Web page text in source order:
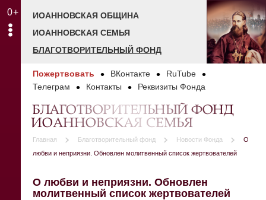
0+
ИОАННОВСКАЯ ОБЩИНА
ИОАННОВСКАЯ СЕМЬЯ
БЛАГОТВОРИТЕЛЬНЫЙ ФОНД
Пожертвовать ВКонтакте
RuTube
Телеграм
Контакты Реквизиты Фонда
БЛАГОТВОРИТЕЛЬНЫЙ ФОНД
ИОАННОВСКАЯ СЕМЬЯ
Главная Благотворительный фонд Новости Фонда
О
любви и неприязни. Обновлен молитвенный список жертвователей
О любви и неприязни. Обновлен
молитвенный список жертвователей